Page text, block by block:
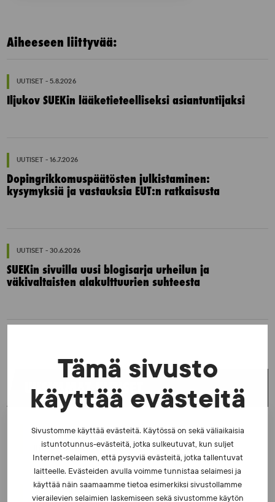
Tämä sivusto
käyttää evästeitä
Sivustomme käyttää evästeitä. Käytössä on sekä väliaikaisia
istuntotunnus-evästeitä, jotka sulkeutuvat, kun suljet
Internet-selaimen, että pysyviä evästeitä, jotka tallentuvat
laitteelle. Evästeiden avulla voimme tunnistaa selaimesi ja
käyttää näin saamaamme tietoa esimerkiksi sivustollamme
vierailevien selaimien laskemiseen sekä sivustomme käytön
Aiheeseen liittyvää:
UUTISET - 5.8.2026
Iljukov SUEKin lääketieteelliseksi asiantuntijaksi
UUTISET - 16.7.2026
Dopingrikkomuspäätösten julkistaminen:
kysymyksiä ja vastauksia EUT:n ratkaisusta
UUTISET - 30.6.2026
SUEKin sivuilla uusi blogisarja urheilun ja
väkivaltaisten alakulttuurien suhteesta
UUSIMMAT UUTISET
UUTISET - 5.8.2026
Iljukov SUEKin lääketieteelliseksi asiantuntijaksi
UUTISET - 16.7.2026